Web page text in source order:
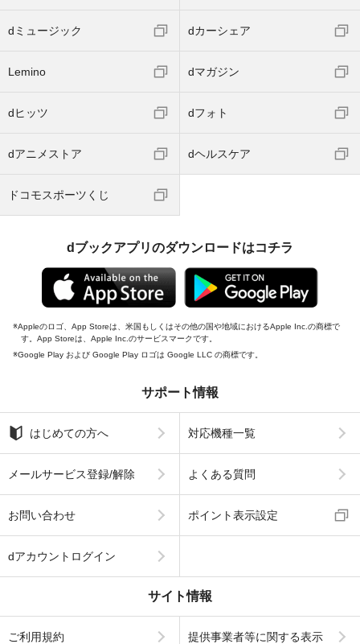
dミュージック dカーシェア
Lemino dマガジン
dヒッツ dフォト
dアニメストア dヘルスケア
ドコモスポーツくじ
dブックアプリのダウンロードはコチラ
Appleのロゴ、App Storeは、米国もしくはその他の国や地域におけるApple Inc.の商標で
す。App Storeは、Apple Inc.のサービスマークです。
Google Play および Google Play ロゴは Google LLC の商標です。
サポート情報
はじめての方へ 対応機種一覧
メールサービス登録/解除 よくある質問
お問い合わせ ポイント表示設定
dアカウントログイン
サイト情報
ご利用規約 提供事業者等に関する表示